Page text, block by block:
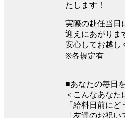
たします！
実際の赴任当日
迎えにあがりま
安心してお越し
※各規定有
■あなたの毎日
＜こんなあなた
「給料日前にど
「友達のお祝い